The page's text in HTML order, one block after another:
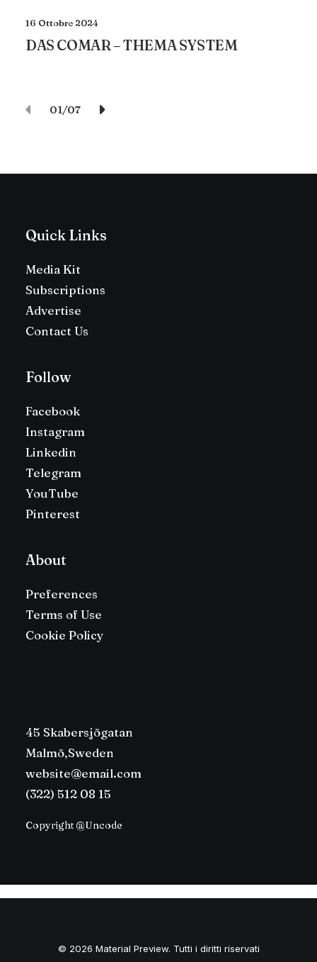
16 Ottobre 2024
DAS COMAR – THEMA SYSTEM
01 07
Quick Links
Media Kit
Subscriptions
Advertise
Contact Us
Follow
Facebook
Instagram
Linkedin
Telegram
YouTube
Pinterest
About
Preferences
Terms of Use
Cookie Policy
45 Skabersjögatan
Malmö,Sweden
website@email.com
(322) 512 08 15
Copyright @Uncode
© 2026 Material Preview. Tutti i diritti riservati